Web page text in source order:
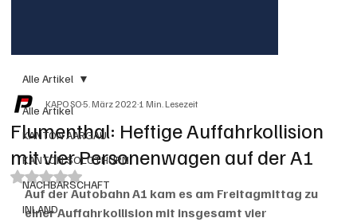
Alle Artikel
KANTON AARGAU
KANTON SOLOTHURN
NACHBARSCHAFT
INLAND
Alle Artikel
Flumenthal: Heftige Auffahrkollision
mit vier Personenwagen auf der A1
KAPO SO5. März 20221 Min. Lesezeit
Mit NaN von 5 Sternen bewertet.
Auf der Autobahn A1 kam es am Freitagmittag zu
einer Auffahrkollision mit insgesamt vier